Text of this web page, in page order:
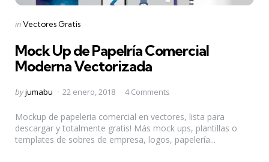
Categories
Posted
inVectores Gratis
Mock Up de Papelría Comercial
Moderna Vectorizada
Posted
byjumabu 22 enero, 2018 4 Comments
Mockup de papeleria comercial en vectores, lista para
descargar y totalmente gratis! Más mock ups, plantillas o
templates de sobres de empresa, logos, papelería...